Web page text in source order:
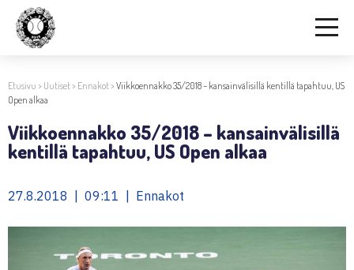
Etusivu > Uutiset> Ennakot>Viikkoennakko 35/2018 – kansainvälisillä kentillä tapahtuu, US
Open alkaa
Viikkoennakko 35/2018 – kansainvälisillä
kentillä tapahtuu, US Open alkaa
27.8.2018 | 09:11 | Ennakot